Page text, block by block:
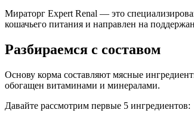
Аналитический состав
протеин – 7,5%, жир – 8,0%, зола – 1,5%,
Дополнительные ингредиенты
Мираторг Expert Renal — это
кошачьего питания и направлен на
Разбираемся с составом
Основу корма составляют мясные
обогащен витаминами и минералами.
Давайте рассмотрим первые 5 ингредиентов: